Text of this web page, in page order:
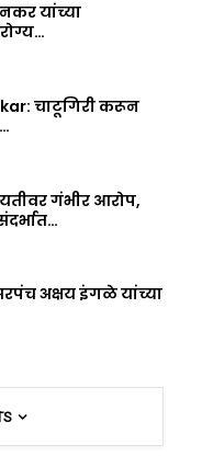
यांच्या
चाटूगिरी करून
गंभीर आरोप,
अक्षय इंगळे यांच्या